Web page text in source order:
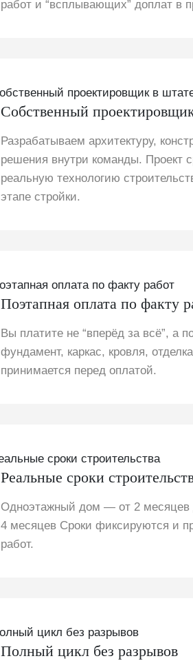
работ и “всплывающих” доплат в
Собственный
Разрабатываем архитектуру,
решения внутри команды. Проект
реальную технологию
этапе стройки.
Поэтапная оплата по факту
Вы платите не “вперёд за всё”, а
фундамент, каркас, кровля,
принимается перед оплатой.
Реальные сроки
Одноэтажный дом — от 2
4 месяцев Сроки фиксируются и
работ.
Полный цикл без разрывов